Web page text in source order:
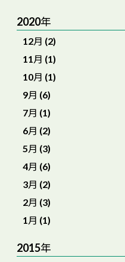
2020年
12月 (2)
11月 (1)
10月 (1)
9月 (6)
7月 (1)
6月 (2)
5月 (3)
4月 (6)
3月 (2)
2月 (3)
1月 (1)
2015年